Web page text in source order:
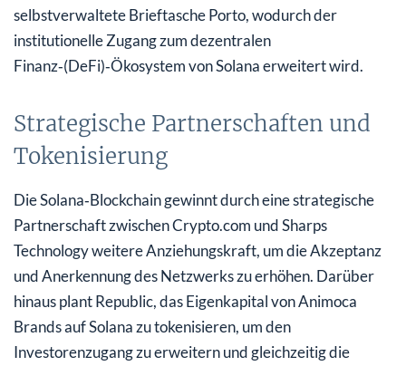
selbstverwaltete Brieftasche Porto, wodurch der
institutionelle Zugang zum dezentralen
Finanz‑(DeFi)‑Ökosystem von Solana erweitert wird.
Strategische Partnerschaften und
Tokenisierung
Die Solana‑Blockchain gewinnt durch eine strategische
Partnerschaft zwischen Crypto.com und Sharps
Technology weitere Anziehungskraft, um die Akzeptanz
und Anerkennung des Netzwerks zu erhöhen. Darüber
hinaus plant Republic, das Eigenkapital von Animoca
Brands auf Solana zu tokenisieren, um den
Investorenzugang zu erweitern und gleichzeitig die